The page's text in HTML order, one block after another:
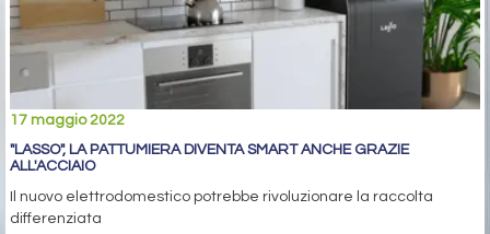
17 maggio 2022
"LASSO", LA PATTUMIERA DIVENTA SMART ANCHE GRAZIE
ALL'ACCIAIO
Il nuovo elettrodomestico potrebbe rivoluzionare la raccolta
differenziata